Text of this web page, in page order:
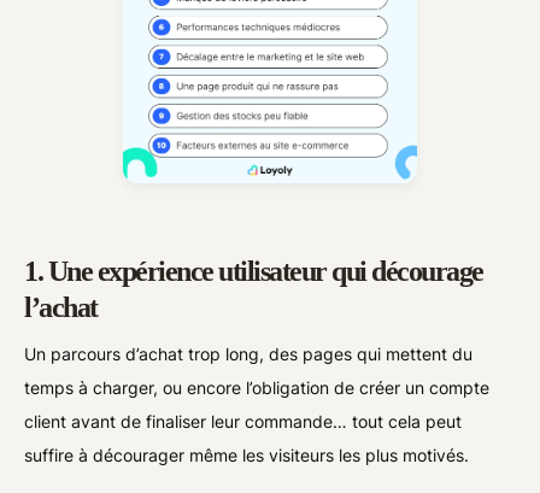
1. Une expérience utilisateur qui décourage
l’achat
Un parcours d’achat trop long, des pages qui mettent du
temps à charger, ou encore l’obligation de créer un compte
client avant de finaliser leur commande… tout cela peut
suffire à décourager même les visiteurs les plus motivés.